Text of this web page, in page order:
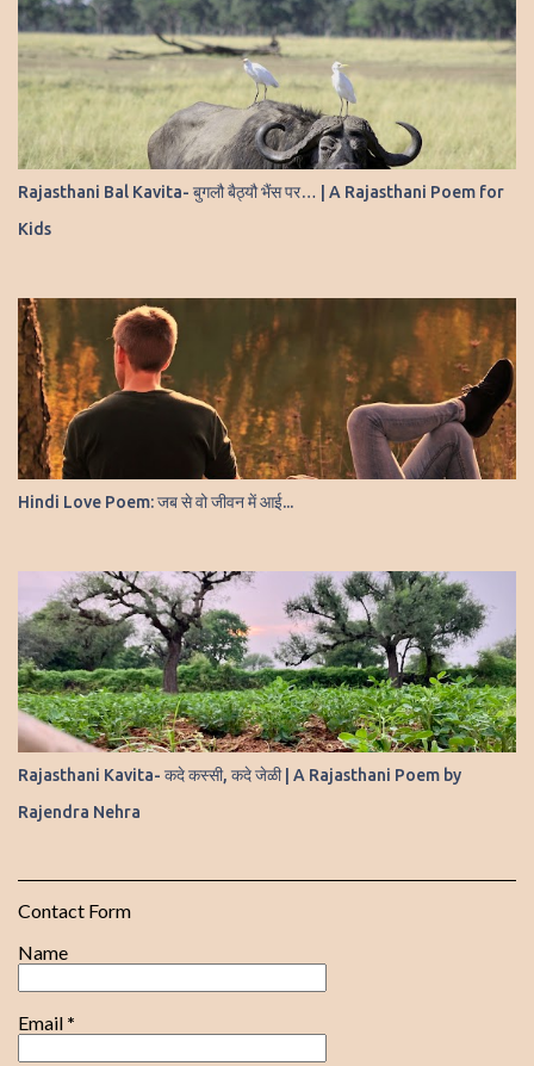
Rajasthani Bal Kavita- बुगलौ बैठ्यौ भैंस पर… | A Rajasthani Poem for
Kids
Hindi Love Poem: जब से वो जीवन में आई...
Rajasthani Kavita- कदे कस्सी, कदे जेळी | A Rajasthani Poem by
Rajendra Nehra
Contact Form
Name
Email *